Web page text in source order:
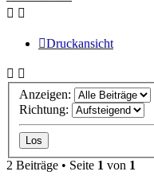
Druckansicht
Anzeigen:
Richtung:
2 Beiträge • Seite 1 von 1